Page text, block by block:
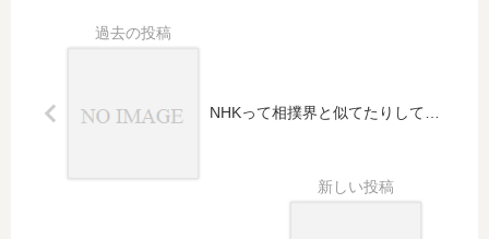
ふる
る？
NHKって相撲界と似てたりして…